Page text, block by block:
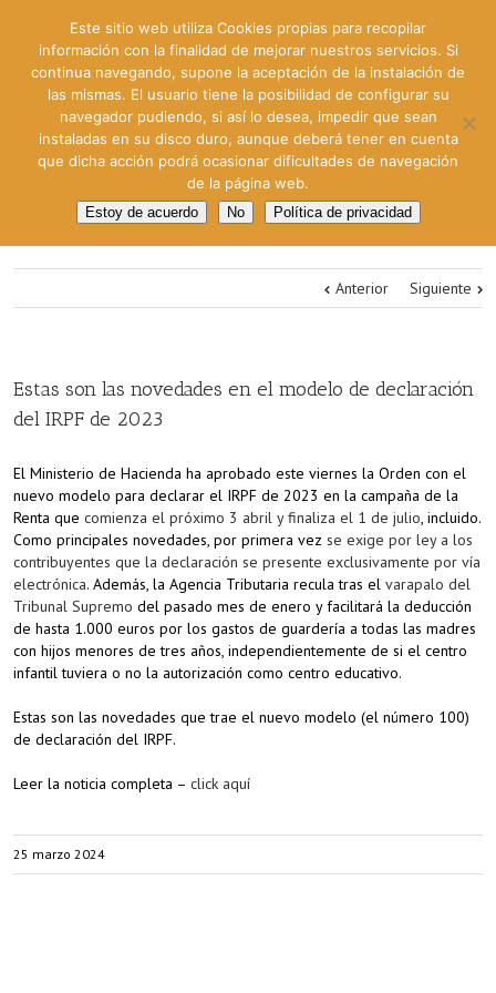
Anterior Siguiente
Estas son las novedades en el modelo de declaración
del IRPF de 2023
El Ministerio de Hacienda ha aprobado este viernes la Orden con el
nuevo modelo para declarar el IRPF de 2023 en la campaña de la
Renta que comienza el próximo 3 abril y finaliza el 1 de julio, incluido.
Como principales novedades, por primera vez se exige por ley a los
contribuyentes que la declaración se presente exclusivamente por vía
electrónica. Además, la Agencia Tributaria recula tras el varapalo del
Tribunal Supremo del pasado mes de enero y facilitará la deducción
de hasta 1.000 euros por los gastos de guardería a todas las madres
con hijos menores de tres años, independientemente de si el centro
infantil tuviera o no la autorización como centro educativo.
Estas son las novedades que trae el nuevo modelo (el número 100)
de declaración del IRPF.
Leer la noticia completa – click aquí
25 marzo 2024
Este sitio web utiliza Cookies propias para recopilar
información con la finalidad de mejorar nuestros servicios. Si
continua navegando, supone la aceptación de la instalación de
las mismas. El usuario tiene la posibilidad de configurar su
navegador pudiendo, si así lo desea, impedir que sean
instaladas en su disco duro, aunque deberá tener en cuenta
que dicha acción podrá ocasionar dificultades de navegación
de la página web.
Estoy de acuerdo No Política de privacidad